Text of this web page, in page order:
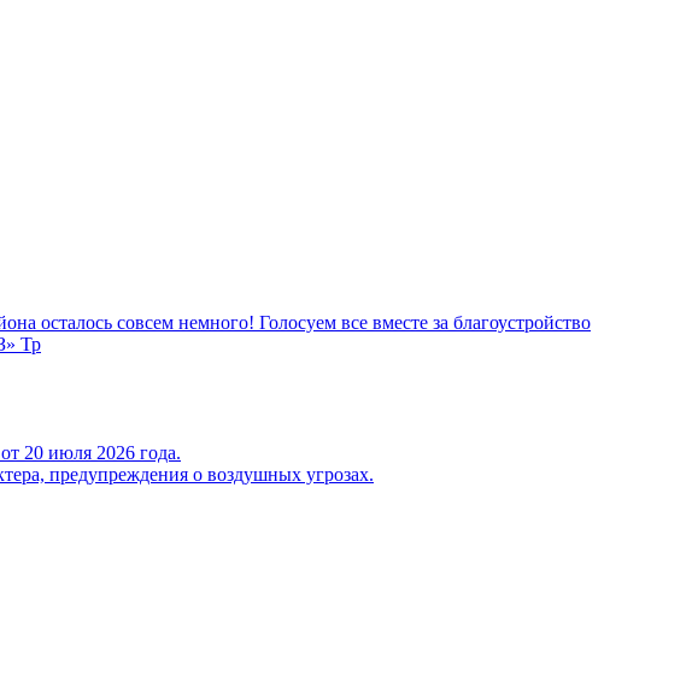
осталось совсем немного! Голосуем все вместе за благоустройство
Тр
20 июля 2026 года.
предупреждения о воздушных угрозах.